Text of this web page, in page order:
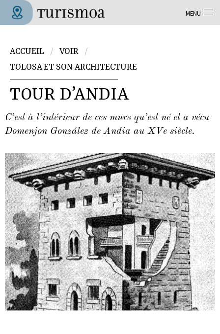
Aller au contenu principal
ACCUEIL
VOIR
TOLOSA ET SON ARCHITECTURE
TOUR D’ANDIA
C’est à l’intérieur de ces murs qu’est né et a vécu
Domenjon González de Andia au XVe siècle.
MENU